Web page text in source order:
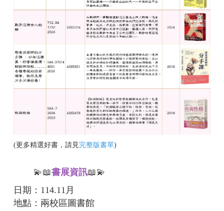
(更多精選好書，請見完整版書單)
💫📖書展資訊📖💫
日期：114.11月
地點：兩校區圖書館